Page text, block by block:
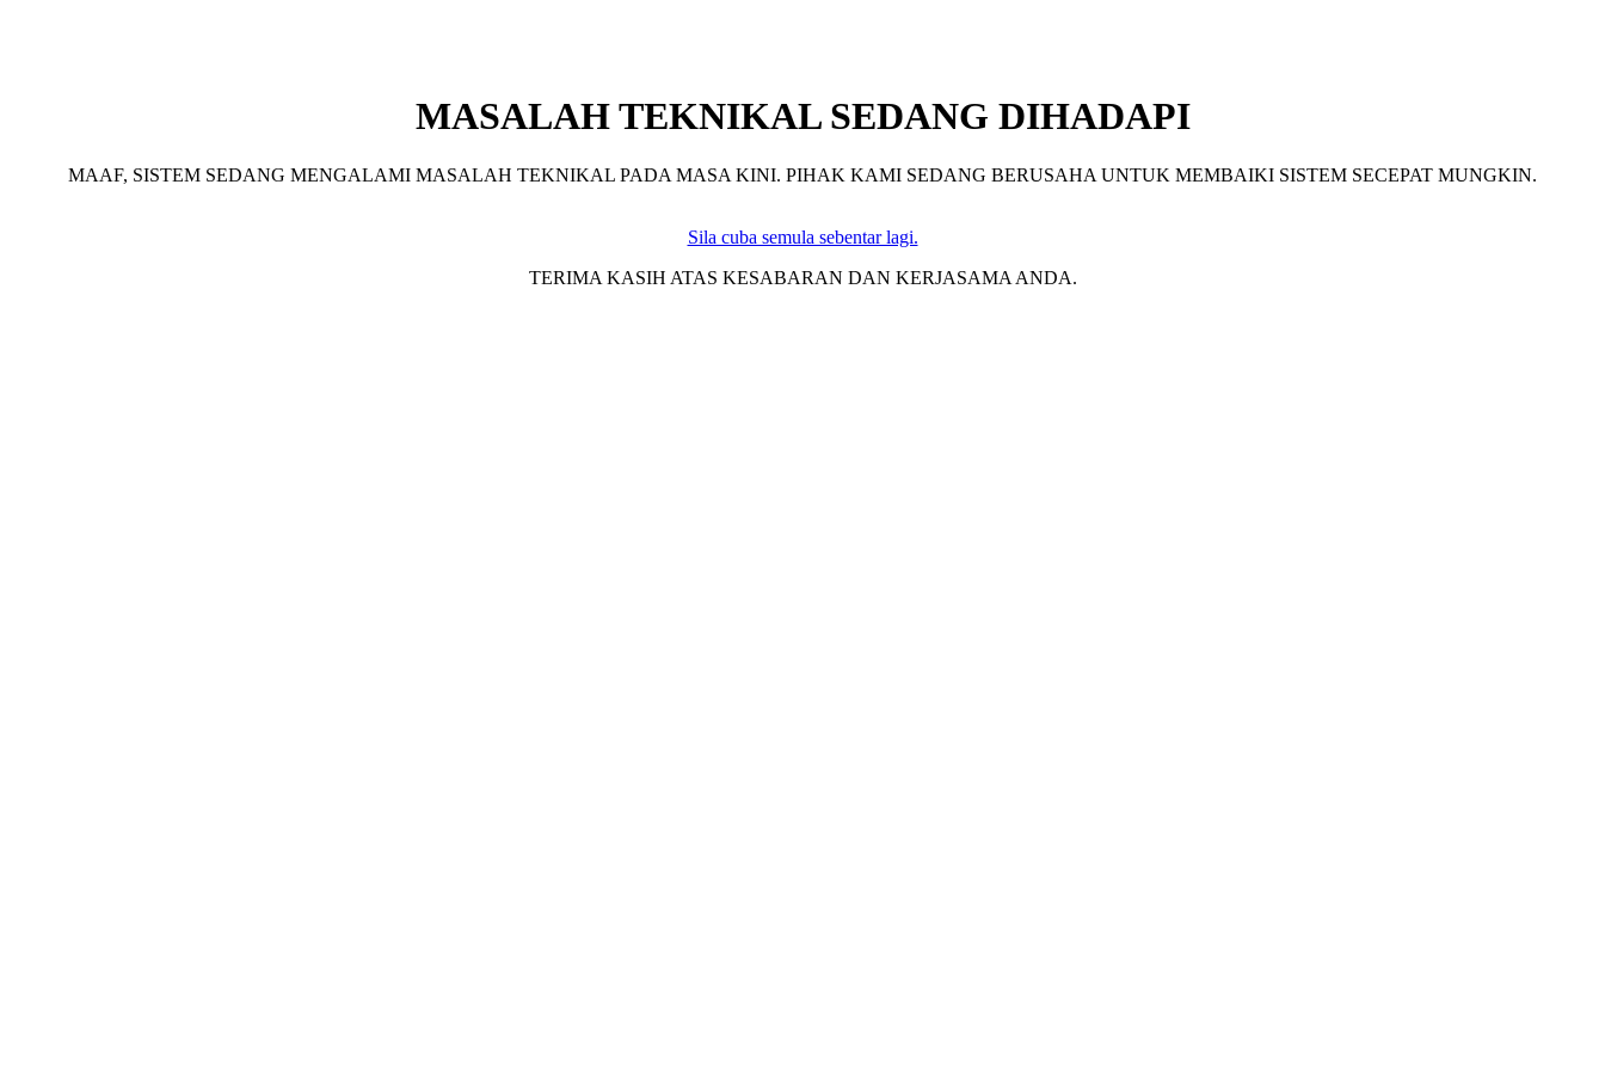
MASALAH TEKNIKAL SEDANG DIHADAPI
MAAF, SISTEM SEDANG MENGALAMI MASALAH TEKNIKAL PADA MASA KINI. PIHAK KAMI SEDANG BERUSAHA UNTUK MEMBAIKI SISTEM SECEPAT MUNGKIN.
Sila cuba semula sebentar lagi.
TERIMA KASIH ATAS KESABARAN DAN KERJASAMA ANDA.